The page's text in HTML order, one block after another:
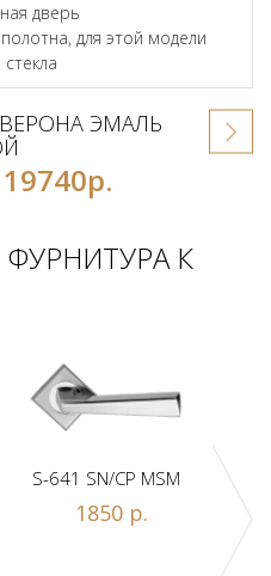
дверь
для этой модели
ЭМАЛЬ
19740р.
К
S-641 SN/CP MSM
1850 р.